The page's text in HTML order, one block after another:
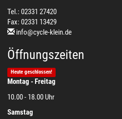
Tel.: 02331 27420
Fax: 02331 13429
info@cycle-klein.de
Öffnungszeiten
Heute geschlossen!
Montag - Freitag
10.00 - 18.00 Uhr
Samstag